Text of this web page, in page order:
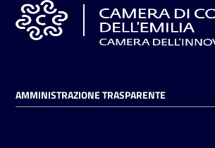
on line
AMMINISTRAZIONE TRASPARENTE